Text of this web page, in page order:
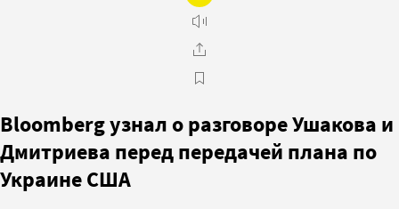
Bloomberg узнал о разговоре Ушакова и
Дмитриева перед передачей плана по
Украине США